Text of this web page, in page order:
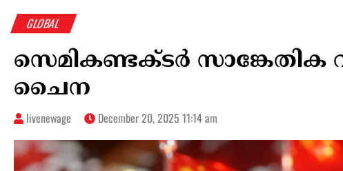
GLOBAL
സെമികണ്ടക്ടർ സാങ്കേതിക
ചൈന
livenewage December 20, 2025 11:14 am